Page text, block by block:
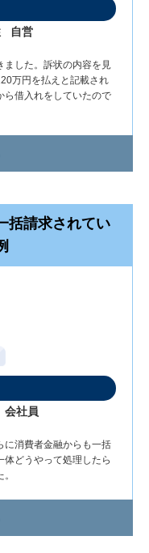
自営
した。訴状の内容を見
万円を払えと記載され
ら借入れをしていたので
括請求されてい
会社員
に消費者金融からも一括
どうやって処理したら